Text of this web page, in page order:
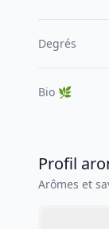
Degrés
Bio 🌿
Profil
Arômes et